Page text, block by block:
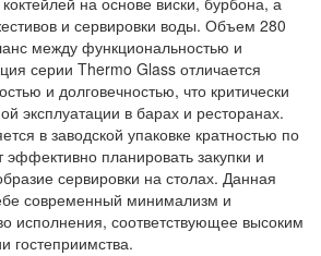
и сервировки воды. Объем 280
между функциональностью и
серии Thermo Glass отличается
и долговечностью, что критически
эксплуатации в барах и ресторанах.
в заводской упаковке кратностью по
эффективно планировать закупки и
сервировки на столах. Данная
современный минимализм и
исполнения, соответствующее высоким
гостеприимства.